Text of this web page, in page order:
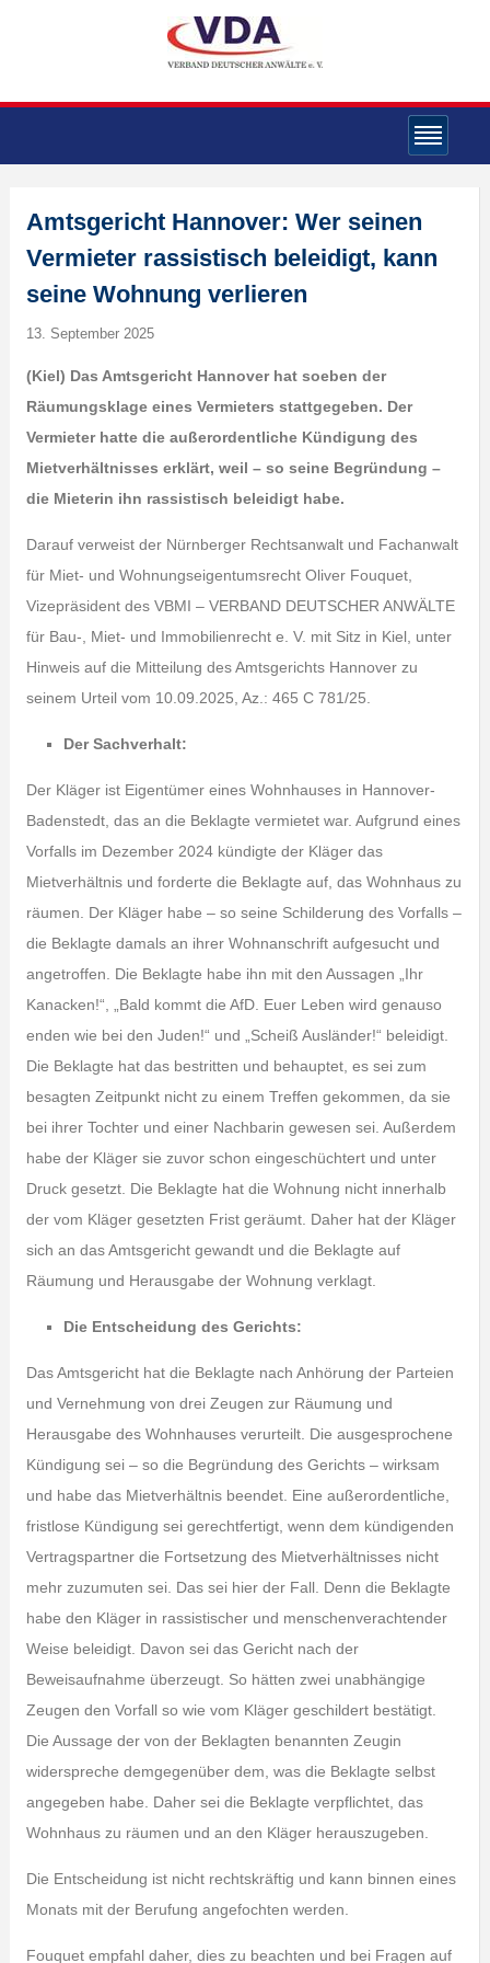
Amtsgericht Hannover: Wer seinen
Vermieter rassistisch beleidigt, kann
seine Wohnung verlieren
13. September 2025
(Kiel) Das Amtsgericht Hannover hat soeben der
Räumungsklage eines Vermieters stattgegeben. Der
Vermieter hatte die außerordentliche Kündigung des
Mietverhältnisses erklärt, weil – so seine Begründung –
die Mieterin ihn rassistisch beleidigt habe.
Darauf verweist der Nürnberger Rechtsanwalt und Fachanwalt
für Miet- und Wohnungseigentumsrecht Oliver Fouquet,
Vizepräsident des VBMI – VERBAND DEUTSCHER ANWÄLTE
für Bau-, Miet- und Immobilienrecht e. V. mit Sitz in Kiel, unter
Hinweis auf die Mitteilung des Amtsgerichts Hannover zu
seinem Urteil vom 10.09.2025, Az.: 465 C 781/25.
Der Sachverhalt:
Der Kläger ist Eigentümer eines Wohnhauses in Hannover-
Badenstedt, das an die Beklagte vermietet war. Aufgrund eines
Vorfalls im Dezember 2024 kündigte der Kläger das
Mietverhältnis und forderte die Beklagte auf, das Wohnhaus zu
räumen. Der Kläger habe – so seine Schilderung des Vorfalls –
die Beklagte damals an ihrer Wohnanschrift aufgesucht und
angetroffen. Die Beklagte habe ihn mit den Aussagen „Ihr
Kanacken!“, „Bald kommt die AfD. Euer Leben wird genauso
enden wie bei den Juden!“ und „Scheiß Ausländer!“ beleidigt.
Die Beklagte hat das bestritten und behauptet, es sei zum
besagten Zeitpunkt nicht zu einem Treffen gekommen, da sie
bei ihrer Tochter und einer Nachbarin gewesen sei. Außerdem
habe der Kläger sie zuvor schon eingeschüchtert und unter
Druck gesetzt. Die Beklagte hat die Wohnung nicht innerhalb
der vom Kläger gesetzten Frist geräumt. Daher hat der Kläger
sich an das Amtsgericht gewandt und die Beklagte auf
Räumung und Herausgabe der Wohnung verklagt.
Die Entscheidung des Gerichts:
Das Amtsgericht hat die Beklagte nach Anhörung der Parteien
und Vernehmung von drei Zeugen zur Räumung und
Herausgabe des Wohnhauses verurteilt. Die ausgesprochene
Kündigung sei – so die Begründung des Gerichts – wirksam
und habe das Mietverhältnis beendet. Eine außerordentliche,
fristlose Kündigung sei gerechtfertigt, wenn dem kündigenden
Vertragspartner die Fortsetzung des Mietverhältnisses nicht
mehr zuzumuten sei. Das sei hier der Fall. Denn die Beklagte
habe den Kläger in rassistischer und menschenverachtender
Weise beleidigt. Davon sei das Gericht nach der
Beweisaufnahme überzeugt. So hätten zwei unabhängige
Zeugen den Vorfall so wie vom Kläger geschildert bestätigt.
Die Aussage der von der Beklagten benannten Zeugin
widerspreche demgegenüber dem, was die Beklagte selbst
angegeben habe. Daher sei die Beklagte verpflichtet, das
Wohnhaus zu räumen und an den Kläger herauszugeben.
Die Entscheidung ist nicht rechtskräftig und kann binnen eines
Monats mit der Berufung angefochten werden.
Fouquet empfahl daher, dies zu beachten und bei Fragen auf